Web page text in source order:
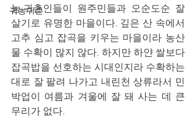
귀농귀촌
농·귀촌인들이 원주민들과 오순도순 잘
살기로 유명한 마을이다. 깊은 산 속에서
고추 심고 잡곡을 키우는 마을이라 농산
물 수확이 많지 않다. 하지만 하얀 쌀보다
잡곡밥을 선호하는 시대인지라 수확하는
대로 잘 팔려 나가고 내린천 상류라서 민
박업이 여름과 겨울에 잘 돼 사는 데 큰
무리가 없다.